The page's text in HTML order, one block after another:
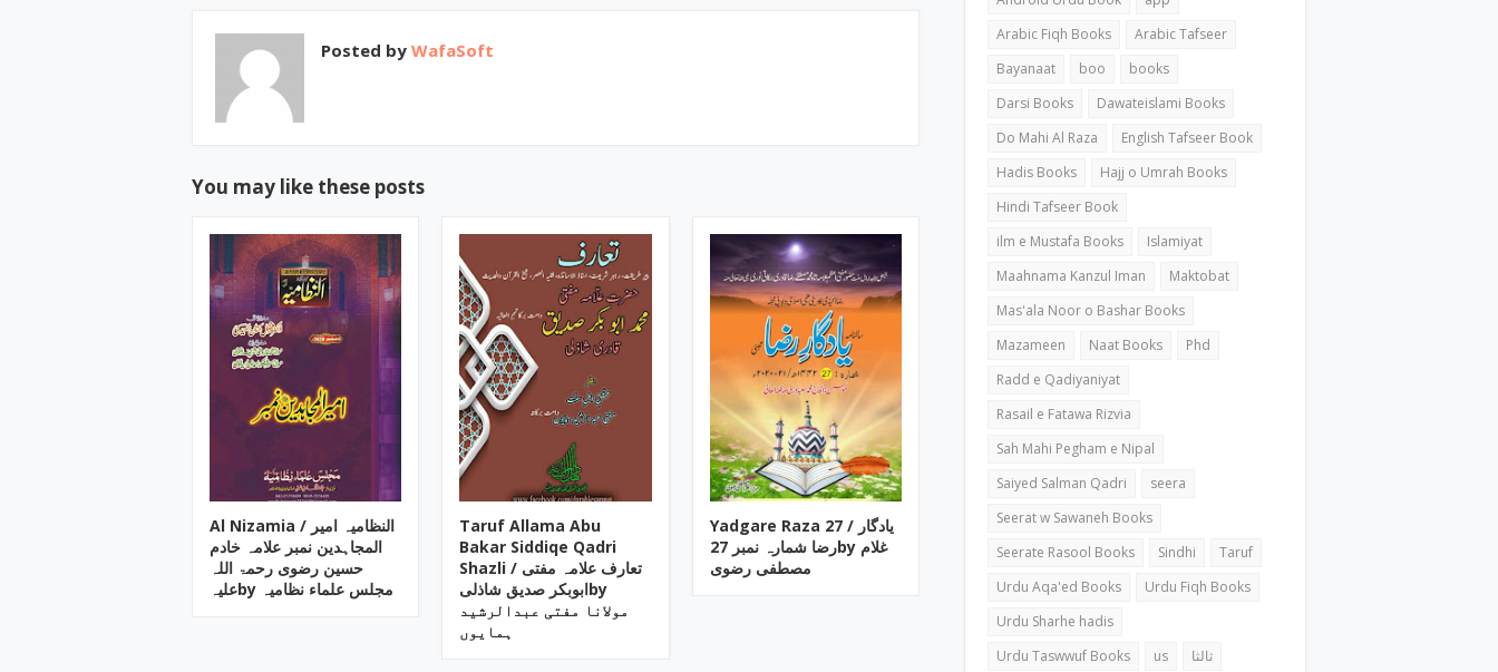
Posted by WafaSoft
You may like these posts
Al Nizamia ‎/ النظامیہ امیر
المجاہدین نمبر علامہ خادم
حسین رضوی رحمۃ اللہ
علیہby ‎مجلس علماء نظامیہ
Taruf Allama Abu
Bakar Siddiqe Qadri
Shazli ‎/ تعارف علامہ مفتی
ابوبکر صدیق شاذلیby
ہمایوں
Yadgare Raza ‎27 / یادگار
رضا شمارہ نمبر 27by ‎غلام
مصطفی رضوی
Arabic Fiqh Books
Arabic Tafseer
Bayanaat
boo
books
Darsi Books
Dawateislami Books
Do Mahi Al Raza
English Tafseer Book
Hadis Books
Hajj o Umrah Books
Hindi Tafseer Book
ilm e Mustafa Books
Islamiyat
Maahnama Kanzul Iman
Maktobat
Mas'ala Noor o Bashar Books
Mazameen
Naat Books
Phd
Radd e Qadiyaniyat
Rasail e Fatawa Rizvia
Sah Mahi Pegham e Nipal
Saiyed Salman Qadri
seera
Seerat w Sawaneh Books
Seerate Rasool Books
Sindhi
Taruf
Urdu Aqa'ed Books
Urdu Fiqh Books
Urdu Sharhe hadis
Urdu Taswwuf Books
us
ثالثا